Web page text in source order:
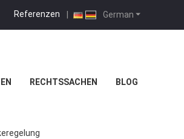
German
Referenzen |
RECHTSSACHEN BLOG